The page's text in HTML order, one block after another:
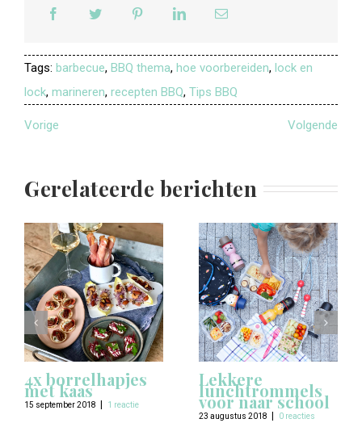
Tags: barbecue, BBQ thema, hoe voorbereiden, lock en
lock, marineren, recepten BBQ, Tips BBQ
Vorige Volgende
Gerelateerde berichten
4x borrelhapjes
met kaas
15 september 2018 | 1 reactie
Lekkere
lunchtrommels
voor naar school
23 augustus 2018 | 0 reacties